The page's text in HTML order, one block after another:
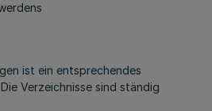
ist ein entsprechendes
Verzeichnisse sind ständig